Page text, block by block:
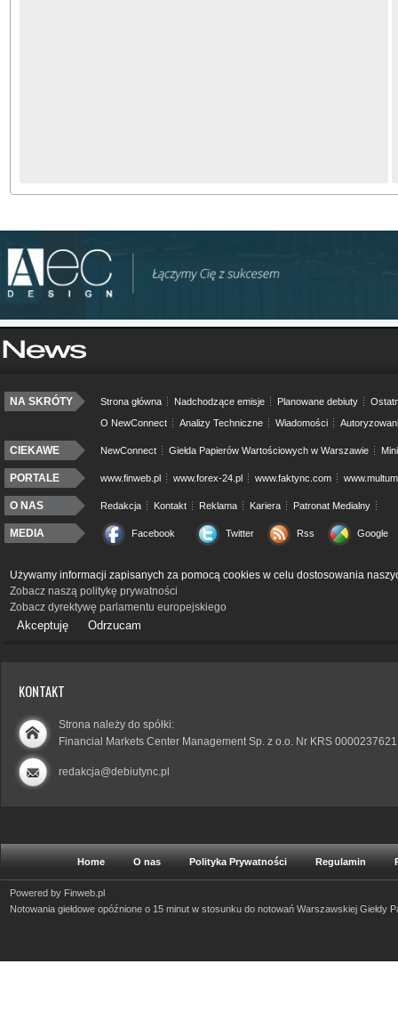
NA SKRÓTY Strona główna Nadchodzące emisje Planowane debiuty
O NewConnect
Analizy Techniczne Wiadomości
CIEKAWE NewConnect Giełda Papierów Wartościowych w Warszawie
PORTALE www.finweb.pl www.forex-24.pl www.faktync.com
O NAS Redakcja Kontakt Reklama Kariera Patronat Medialny
MEDIA Facebook Twitter Rss Google
Używamy informacji zapisanych za pomocą cookies w celu dostosowania
Zobacz naszą politykę prywatności
Zobacz dyrektywę parlamentu europejskiego
Akceptuję Odrzucam
KONTAKT
Strona należy do spółki:
Financial Markets Center Management Sp. z o.o. Nr KRS 0000237621
redakcja@debiutync.pl
Home O nas Polityka Prywatności Regulamin
Powered by Finweb.pl
Notowania giełdowe opóźnione o 15 minut w stosunku do notowań Warszawskiej Giełdy